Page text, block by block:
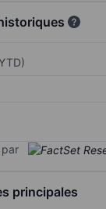
par
principales